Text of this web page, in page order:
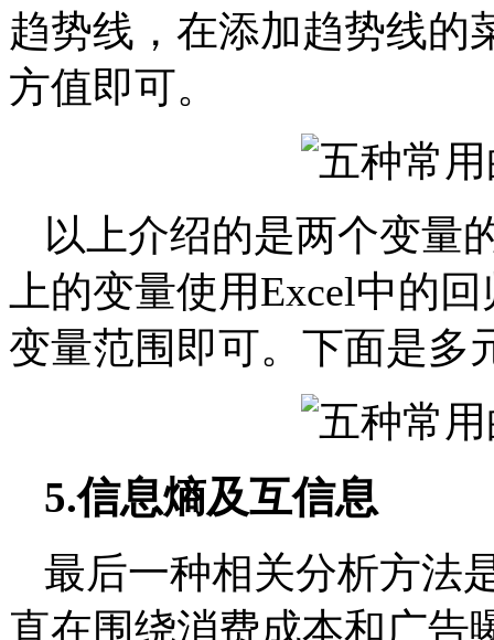
趋势线，在添加趋势线的
方值即可。
以上介绍的是两个变量
上的变量使用Excel中的
变量范围即可。下面是多
5.信息熵及互信息
最后一种相关分析方法
直在围绕消费成本和广告